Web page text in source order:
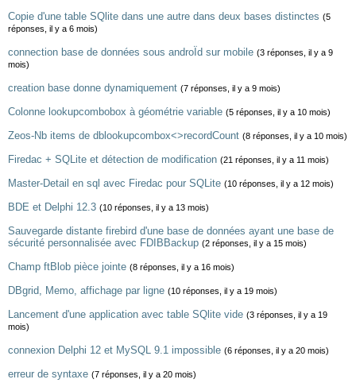
Copie d'une table SQlite dans une autre dans deux bases distinctes (5
réponses, il y a 6 mois)
connection base de données sous androÏd sur mobile (3 réponses, il y a 9
mois)
creation base donne dynamiquement (7 réponses, il y a 9 mois)
Colonne lookupcombobox à géométrie variable (5 réponses, il y a 10 mois)
Zeos-Nb items de dblookupcombox<>recordCount (8 réponses, il y a 10 mois)
Firedac + SQLite et détection de modification (21 réponses, il y a 11 mois)
Master-Detail en sql avec Firedac pour SQLite (10 réponses, il y a 12 mois)
BDE et Delphi 12.3 (10 réponses, il y a 13 mois)
Sauvegarde distante firebird d'une base de données ayant une base de
sécurité personnalisée avec FDIBBackup (2 réponses, il y a 15 mois)
Champ ftBlob pièce jointe (8 réponses, il y a 16 mois)
DBgrid, Memo, affichage par ligne (10 réponses, il y a 19 mois)
Lancement d'une application avec table SQlite vide (3 réponses, il y a 19
mois)
connexion Delphi 12 et MySQL 9.1 impossible (6 réponses, il y a 20 mois)
erreur de syntaxe (7 réponses, il y a 20 mois)